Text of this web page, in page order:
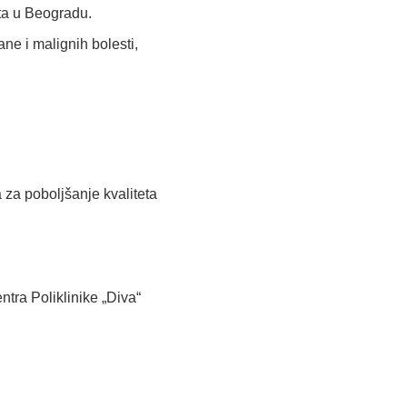
u Beogradu.
i malignih bolesti,
za poboljšanje kvaliteta
Poliklinike „Diva“